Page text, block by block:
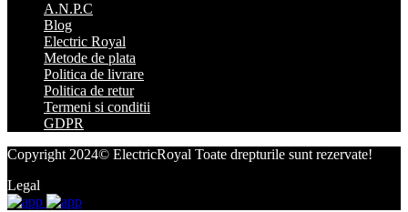
A.N.P.C
Blog
Electric Royal
Metode de plata
Politica de livrare
Politica de retur
Termeni si conditii
GDPR
Copyright 2024© ElectricRoyal Toate drepturile sunt rezervate!
Legal